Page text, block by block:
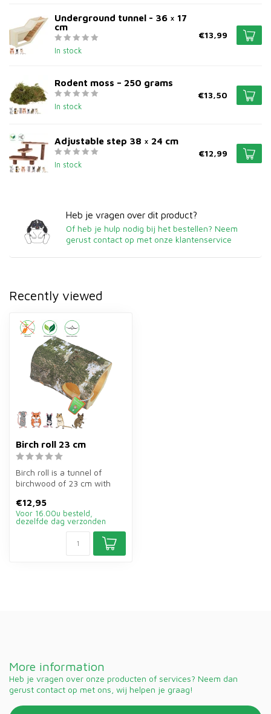
Underground tunnel - 36 × 17
cm
In stock
€13,99
Rodent moss – 250 grams
In stock
€13,50
Adjustable step 38 × 24 cm
In stock
€12,99
Heb je vragen over dit product?
Of heb je hulp nodig bij het bestellen? Neem
gerust contact op met onze klantenservice
Recently viewed
Birch roll 23 cm
Birch roll is a tunnel of
birchwood of 23 cm with
rats, ...
€12,95
Voor 16.00u besteld,
dezelfde dag verzonden
More information
Heb je vragen over onze producten of services? Neem dan
gerust contact op met ons, wij helpen je graag!